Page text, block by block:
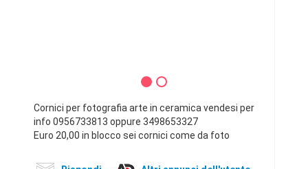
Cornici per fotografia arte in ceramica vendesi per
info 0956733813 oppure 3498653327
Euro 20,00 in blocco sei cornici come da foto